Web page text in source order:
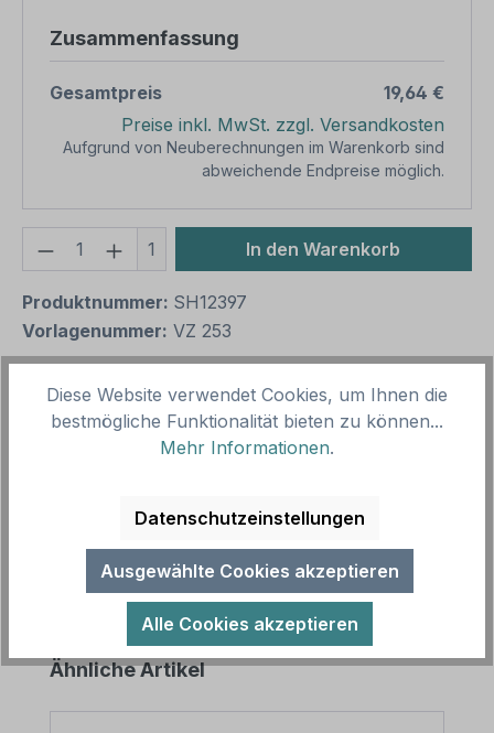
Zusammenfassung
Gesamtpreis
19,64 €
Preise inkl. MwSt. zzgl. Versandkosten
Aufgrund von Neuberechnungen im Warenkorb sind
abweichende Endpreise möglich.
Produkt Anzahl: Gib den
1 In den Warenkorb
Produktnummer: SH12397
Vorlagenummer: VZ 253
Beschreibung
Verkehrsschild / Verbotsschild Verbot für
Produktgalerie überspringen
Ähnliche Artikel
Diese Website verwendet Cookies, um Ihnen die
bestmögliche Funktionalität bieten zu können...
Mehr Informationen.
Datenschutzeinstellungen
Ausgewählte Cookies akzeptieren
Alle Cookies akzeptieren